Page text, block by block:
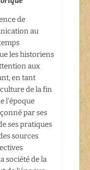
de
au
les historiens
aux
en tant
de la fin
l’époque
par ses
ses pratiques
sources
société de la